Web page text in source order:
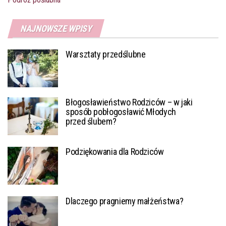
NAJNOWSZE WPISY
Warsztaty przedślubne
Błogosławieństwo Rodziców – w jaki
sposób pobłogosławić Młodych
przed ślubem?
Podziękowania dla Rodziców
Dlaczego pragniemy małżeństwa?